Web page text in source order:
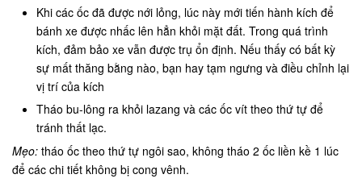
Khi các ốc đã được nới lỏng, lúc này mới tiến hành kích để
bánh xe được nhấc lên hẳn khỏi mặt đất. Trong quá trình
kích, đảm bảo xe vẫn được trụ ổn định. Nếu thấy có bất kỳ
sự mất thăng bằng nào, bạn hay tạm ngưng và điều chỉnh lại
vị trí của kích
Tháo bu-lông ra khỏi lazang và các ốc vít theo thứ tự để
tránh thất lạc.
Mẹo: tháo ốc theo thứ tự ngôi sao, không tháo 2 ốc liền kề 1 lúc
để các chi tiết không bị cong vênh.